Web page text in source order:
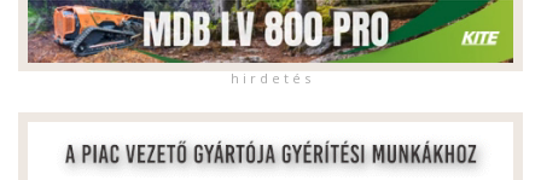
h i r d e t é s